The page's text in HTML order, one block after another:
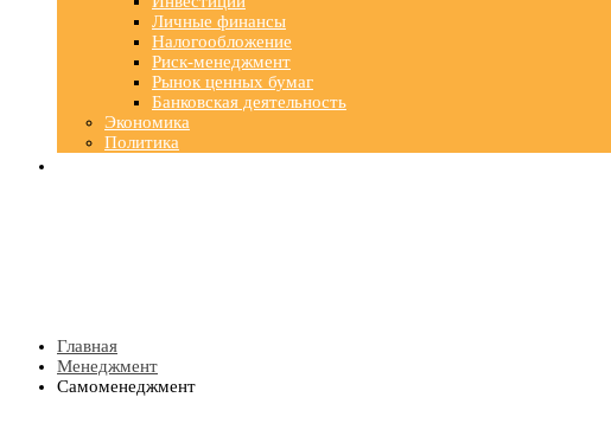
Личные финансы
Налогообложение
Риск-менеджмент
Рынок ценных бумаг
Банковская деятельность
Экономика
Политика
Главная
Менеджмент
Самоменеджмент